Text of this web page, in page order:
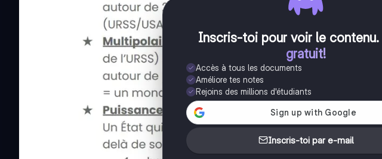
Inscris-toi pour voir le contenu.
gratuit!
Accès à tous les documents
Améliore tes notes
Rejoins des millions d'étudiants
Inscris-toi par e-mail